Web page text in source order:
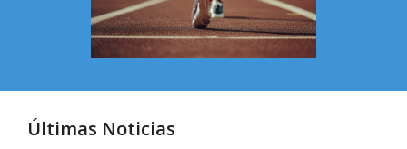
Últimas Noticias